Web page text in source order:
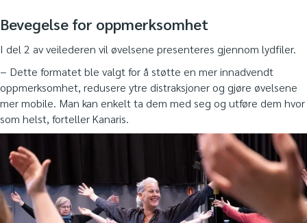
Bevegelse for oppmerksomhet
I del 2 av veilederen vil øvelsene presenteres gjennom lydfiler.
− Dette formatet ble valgt for å støtte en mer innadvendt
oppmerksomhet, redusere ytre distraksjoner og gjøre øvelsene
mer mobile. Man kan enkelt ta dem med seg og utføre dem hvor
som helst, forteller Kanaris.